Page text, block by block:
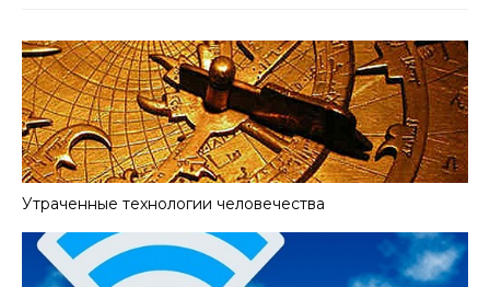
Утраченные технологии человечества